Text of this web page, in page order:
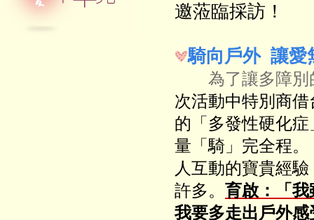
邀蒞臨採訪！
騎向戶外 讓愛
為了讓多障別
次活動中特別商
的「多發性硬化
量「騎」完全程
人互動的寶貴經
許多。 育啟：「
我要多走出戶外